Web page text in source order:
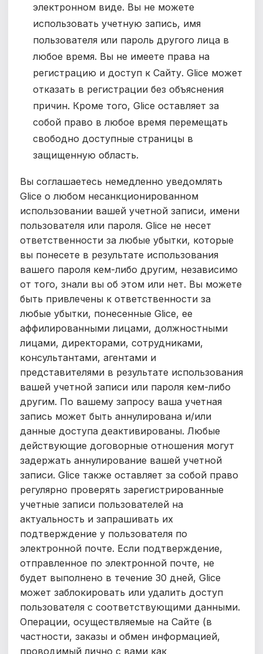
электронном виде. Вы не можете
использовать учетную запись, имя
пользователя или пароль другого лица в
любое время. Вы не имеете права на
регистрацию и доступ к Сайту. Glice может
отказать в регистрации без объяснения
причин. Кроме того, Glice оставляет за
собой право в любое время перемещать
свободно доступные страницы в
защищенную область.
Вы соглашаетесь немедленно уведомлять
Glice о любом несанкционированном
использовании вашей учетной записи, имени
пользователя или пароля. Glice не несет
ответственности за любые убытки, которые
вы понесете в результате использования
вашего пароля кем-либо другим, независимо
от того, знали вы об этом или нет. Вы можете
быть привлечены к ответственности за
любые убытки, понесенные Glice, ее
аффилированными лицами, должностными
лицами, директорами, сотрудниками,
консультантами, агентами и
представителями в результате использования
вашей учетной записи или пароля кем-либо
другим. По вашему запросу ваша учетная
запись может быть аннулирована и/или
данные доступа деактивированы. Любые
действующие договорные отношения могут
задержать аннулирование вашей учетной
записи. Glice также оставляет за собой право
регулярно проверять зарегистрированные
учетные записи пользователей на
актуальность и запрашивать их
подтверждение у пользователя по
электронной почте. Если подтверждение,
отправленное по электронной почте, не
будет выполнено в течение 30 дней, Glice
может заблокировать или удалить доступ
пользователя с соответствующими данными.
Операции, осуществляемые на Сайте (в
частности, заказы и обмен информацией,
проводимый лично с вами как